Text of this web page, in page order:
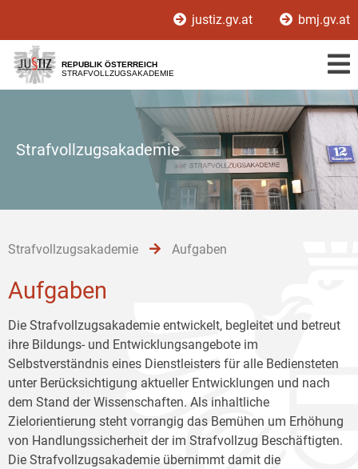
[1]
[2]
[3]
justiz.gv.at bmj.gv.at
REPUBLIK ÖSTERREICH
STRAFVOLLZUGSAKADEMIE
Strafvollzugsakademie
Strafvollzugsakademie Aufgaben
Aufgaben
Die Strafvollzugsakademie entwickelt, begleitet und betreut
ihre Bildungs- und Entwicklungsangebote im
Selbstverständnis eines Dienstleisters für alle Bediensteten
unter Berücksichtigung aktueller Entwicklungen und nach
dem Stand der Wissenschaften. Als inhaltliche
Zielorientierung steht vorrangig das Bemühen um Erhöhung
von Handlungssicherheit der im Strafvollzug Beschäftigten.
Die Strafvollzugsakademie übernimmt damit die